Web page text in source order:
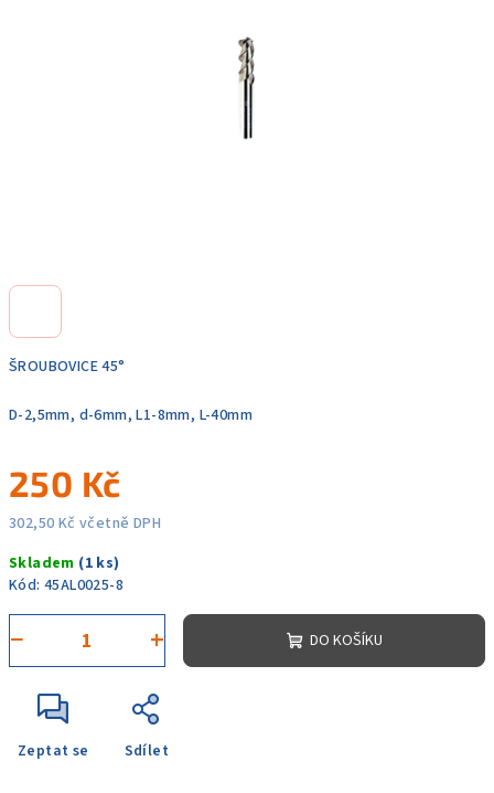
ŠROUBOVICE 45°
D-2,5mm, d-6mm, L1-8mm, L-40mm
250 Kč
302,50 Kč včetně DPH
cena:
Skladem (1 ks)
Kód: 45AL0025-8
+
− DO KOŠÍKU
Zeptat se Sdílet